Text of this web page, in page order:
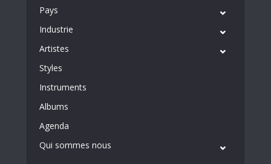
Pays
Industrie
Artistes
Styles
Instruments
Albums
Agenda
Qui sommes nous